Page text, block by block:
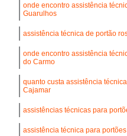
onde encontro assistência
Guarulhos
assistência técnica de portão
onde encontro assistência
do Carmo
quanto custa assistência
Cajamar
assistências técnicas para
assistência técnica para